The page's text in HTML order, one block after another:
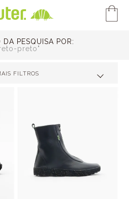
DA PESQUISA POR:
preto
FILTROS